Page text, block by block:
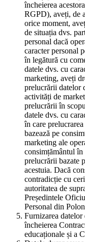
încheierea
RGPD), aveți, de
orice moment,
de situația dvs.
personal dacă
caracter personal
în legătură cu
datele dvs. cu
marketing, aveți
prelucrării datelor
activități de
prelucrării în
datele dvs. cu
în care
bazează pe
marketing ale
consimțământul în
prelucrării bazate
acestuia. Dacă
contradicție cu
autoritatea de
Președintele
Personal din
Furnizarea datelor
încheierea
educaționale și a